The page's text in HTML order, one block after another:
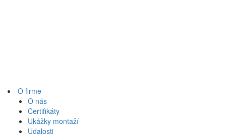
O firme
O nás
Certifikáty
Ukážky montaží
Udalosti